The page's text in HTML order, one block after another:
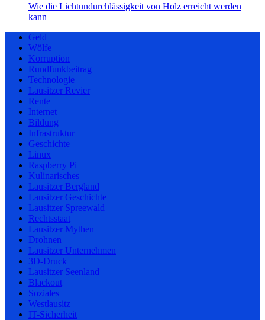
Wie die Lichtundurchlässigkeit von Holz erreicht werden
kann
Geld
Wölfe
Korruption
Rundfunkbeitrag
Technologie
Lausitzer Revier
Rente
Internet
Bildung
Infrastruktur
Geschichte
Linux
Raspberry Pi
Kulinarisches
Lausitzer Bergland
Lausitzer Geschichte
Lausitzer Spreewald
Rechtsstaat
Lausitzer Mythen
Drohnen
Lausitzer Unternehmen
3D-Druck
Lausitzer Seenland
Blackout
Soziales
Westlausitz
IT-Sicherheit